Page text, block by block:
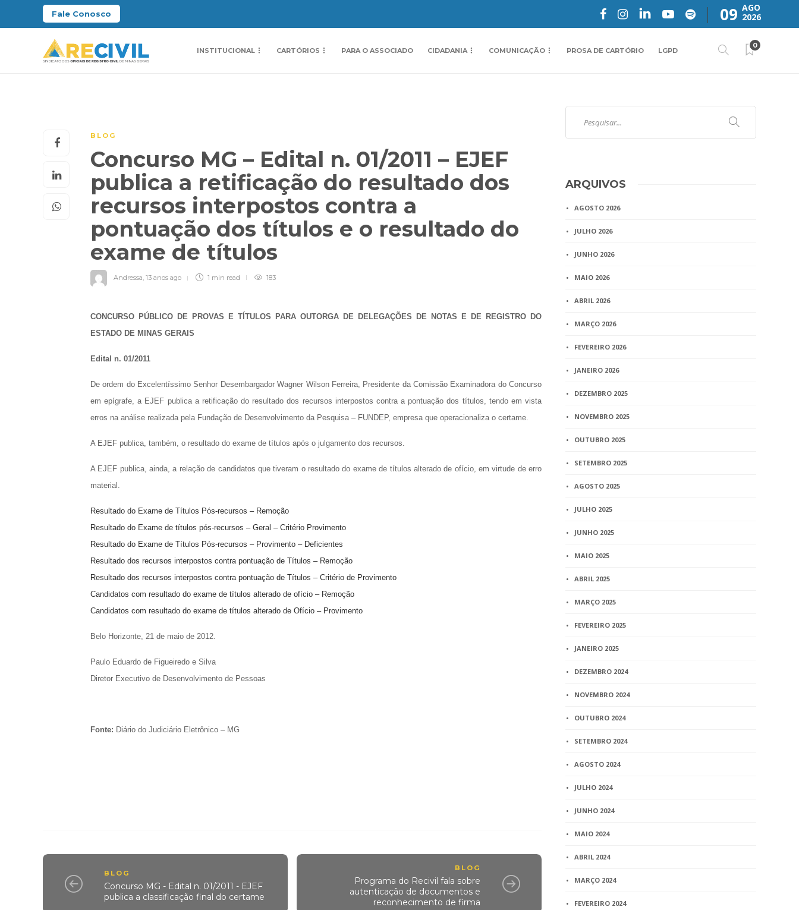
Fale Conosco 09 AGO
2026
INSTITUCIONAL CARTÓRIOS PARA O ASSOCIADO CIDADANIA COMUNICAÇÃO PROSA DE CARTÓRIO LGPD
0
BLOG
Concurso MG – Edital n. 01/2011 – EJEF
publica a retificação do resultado dos
recursos interpostos contra a
pontuação dos títulos e o resultado do
exame de títulos
Andressa, 13 anos ago 1 min read 183
CONCURSO PÚBLICO DE PROVAS E TÍTULOS PARA OUTORGA DE DELEGAÇÕES DE NOTAS E DE REGISTRO DO
ESTADO DE MINAS GERAIS
Edital n. 01/2011
De ordem do Excelentíssimo Senhor Desembargador Wagner Wilson Ferreira, Presidente da Comissão Examinadora do Concurso
em epígrafe, a EJEF publica a retificação do resultado dos recursos interpostos contra a pontuação dos títulos, tendo em vista
erros na análise realizada pela Fundação de Desenvolvimento da Pesquisa – FUNDEP, empresa que operacionaliza o certame.
A EJEF publica, também, o resultado do exame de títulos após o julgamento dos recursos.
A EJEF publica, ainda, a relação de candidatos que tiveram o resultado do exame de títulos alterado de ofício, em virtude de erro
material.
Resultado do Exame de Títulos Pós-recursos – Remoção
Resultado do Exame de títulos pós-recursos – Geral – Critério Provimento
Resultado do Exame de Títulos Pós-recursos – Provimento – Deficientes
Resultado dos recursos interpostos contra pontuação de Títulos – Remoção
Resultado dos recursos interpostos contra pontuação de Títulos – Critério de Provimento
Candidatos com resultado do exame de títulos alterado de ofício – Remoção
Candidatos com resultado do exame de títulos alterado de Ofício – Provimento
Belo Horizonte, 21 de maio de 2012.
Paulo Eduardo de Figueiredo e Silva
Diretor Executivo de Desenvolvimento de Pessoas
Fonte: Diário do Judiciário Eletrônico – MG
BLOG
Concurso MG - Edital n. 01/2011 - EJEF
publica a classificação final do certame
BLOG
Programa do Recivil fala sobre
autenticação de documentos e
reconhecimento de firma
ARQUIVOS
AGOSTO 2026
JULHO 2026
JUNHO 2026
MAIO 2026
ABRIL 2026
MARÇO 2026
FEVEREIRO 2026
JANEIRO 2026
DEZEMBRO 2025
NOVEMBRO 2025
OUTUBRO 2025
SETEMBRO 2025
AGOSTO 2025
JULHO 2025
JUNHO 2025
MAIO 2025
ABRIL 2025
MARÇO 2025
FEVEREIRO 2025
JANEIRO 2025
DEZEMBRO 2024
NOVEMBRO 2024
OUTUBRO 2024
SETEMBRO 2024
AGOSTO 2024
JULHO 2024
JUNHO 2024
MAIO 2024
ABRIL 2024
MARÇO 2024
FEVEREIRO 2024